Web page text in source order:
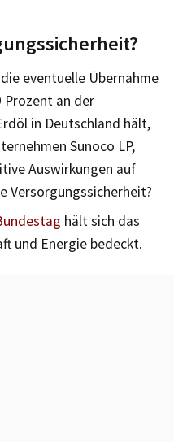
eventuelle Übernahme
Prozent an der
in Deutschland hält,
Sunoco LP,
Auswirkungen auf
Versorgungssicherheit?
hält sich das
und Energie bedeckt.